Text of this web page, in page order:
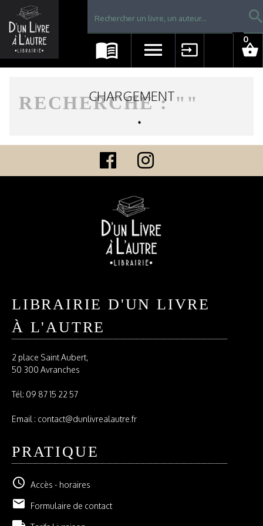
Librairie D'un livre à l'autre - Avranches
menu_book menu input shopping_basket
0
RECHERCHE : " "
CHARGEMENT
LIBRAIRIE D'UN LIVRE
À L'AUTRE
2 place Saint Aubert,
50 300 Avranches
Tél: 09 87 15 22 57
Email : contact@dunlivrealautre.fr
PRATIQUE
schedule Accès - horaires
email Formulaire de contact